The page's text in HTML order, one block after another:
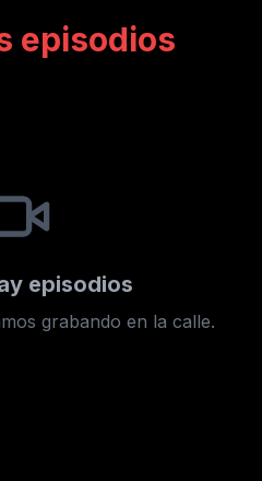
episodios
episodios
grabando en la calle.